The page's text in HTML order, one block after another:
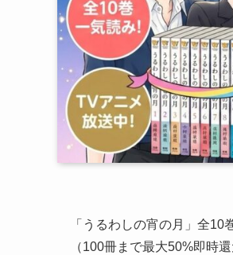
「うるわしの宵の月」全
（100冊まで最大50%即時